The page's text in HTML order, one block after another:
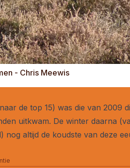
- Chris Meewis
de top 15) was die van 2009
uitkwam. De winter daarna
altijd de koudste van deze